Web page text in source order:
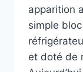
apparition
simple
et doté de